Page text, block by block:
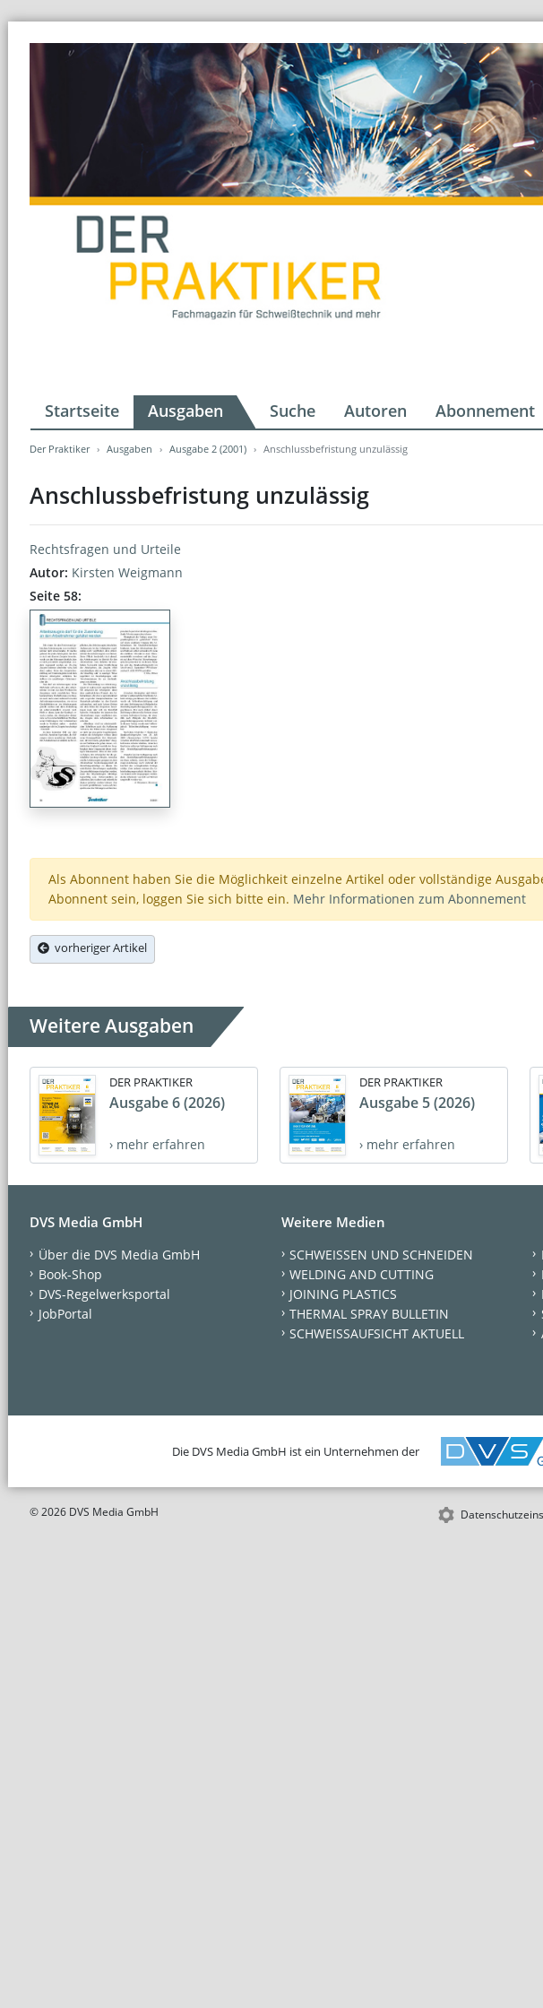
Startseite Ausgaben Suche Autoren Abonnement
Der Praktiker Ausgaben Ausgabe 2 (2001) Anschlussbefristung unzulässig
Anschlussbefristung unzulässig
Rechtsfragen und Urteile
Autor: Kirsten Weigmann
Seite 58:
Als Abonnent haben Sie die Möglichkeit einzelne Artikel oder vollständige
Abonnent sein, loggen Sie sich bitte ein. Mehr Informationen zum Abonnement
vorheriger Artikel
Weitere Ausgaben
DER PRAKTIKER
Ausgabe 6 (2026)
› mehr erfahren
DER PRAKTIKER
Ausgabe 5 (2026)
› mehr erfahren
DVS Media GmbH
Über die DVS Media GmbH
Book-Shop
DVS-Regelwerksportal
JobPortal
Weitere Medien
SCHWEISSEN UND SCHNEIDEN
WELDING AND CUTTING
JOINING PLASTICS
THERMAL SPRAY BULLETIN
SCHWEISSAUFSICHT AKTUELL
Die DVS Media GmbH ist ein Unternehmen der
© 2026 DVS Media GmbH